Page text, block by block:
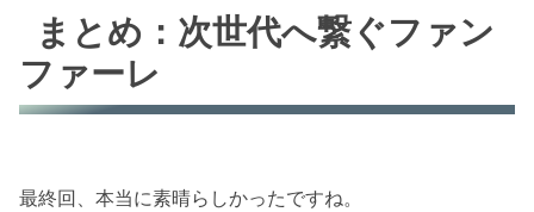
まとめ：次世代へ繋ぐファン
ファーレ
最終回、本当に素晴らしかったですね。